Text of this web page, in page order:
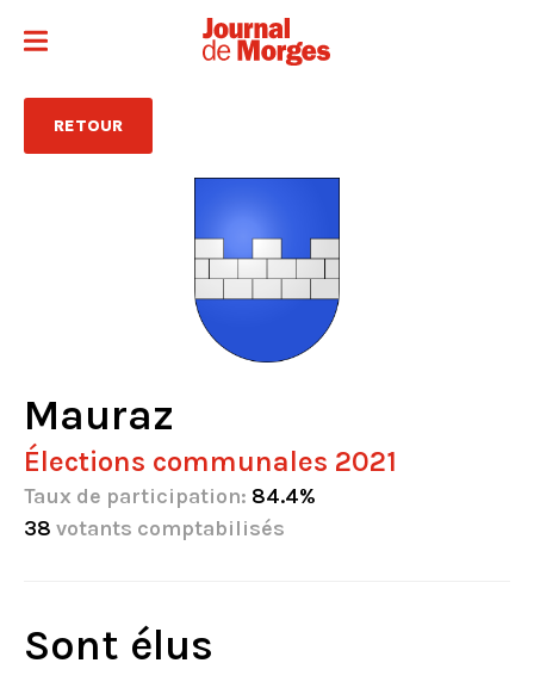
RETOUR
Mauraz
Élections communales 2021
Taux de participation: 84.4%
38 votants comptabilisés
Sont élus